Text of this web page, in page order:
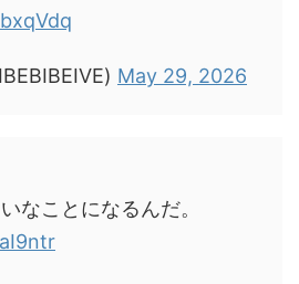
May 29, 2026
なことになるんだ。